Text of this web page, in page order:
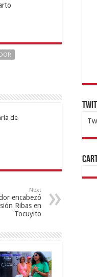
de
Next
encabezó
Ribas en
Tocuyito